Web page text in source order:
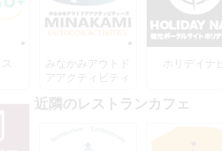
みなかみアウトド
アアクティビティ
ホリデイナビ
近隣のレストランカフェ